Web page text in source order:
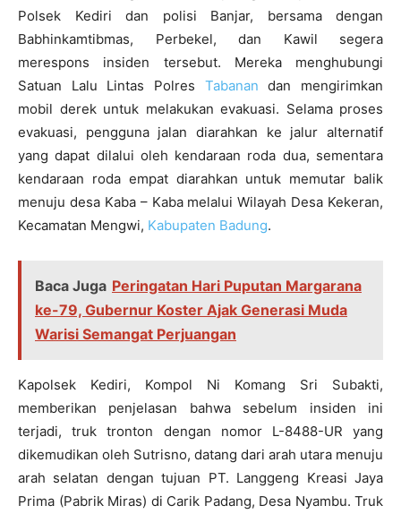
Polsek Kediri dan polisi Banjar, bersama dengan
Babhinkamtibmas, Perbekel, dan Kawil segera
merespons insiden tersebut. Mereka menghubungi
Satuan Lalu Lintas Polres Tabanan dan mengirimkan
mobil derek untuk melakukan evakuasi. Selama proses
evakuasi, pengguna jalan diarahkan ke jalur alternatif
yang dapat dilalui oleh kendaraan roda dua, sementara
kendaraan roda empat diarahkan untuk memutar balik
menuju desa Kaba – Kaba melalui Wilayah Desa Kekeran,
Kecamatan Mengwi, Kabupaten Badung.
Baca Juga Peringatan Hari Puputan Margarana
ke-79, Gubernur Koster Ajak Generasi Muda
Warisi Semangat Perjuangan
Kapolsek Kediri, Kompol Ni Komang Sri Subakti,
memberikan penjelasan bahwa sebelum insiden ini
terjadi, truk tronton dengan nomor L-8488-UR yang
dikemudikan oleh Sutrisno, datang dari arah utara menuju
arah selatan dengan tujuan PT. Langgeng Kreasi Jaya
Prima (Pabrik Miras) di Carik Padang, Desa Nyambu. Truk